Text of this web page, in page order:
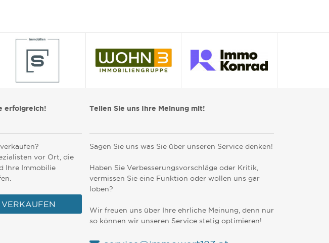
erfolgreich!
vor Ort, die
Ihre Immobilie
Teilen Sie uns Ihre Meinung mit!
Sagen Sie uns was Sie über unseren Service denken!
Haben Sie Verbesserungsvorschläge oder Kritik,
vermissen Sie eine Funktion oder wollen uns gar
loben?
Wir freuen uns über Ihre ehrliche Meinung, denn nur
so können wir unseren Service stetig optimieren!